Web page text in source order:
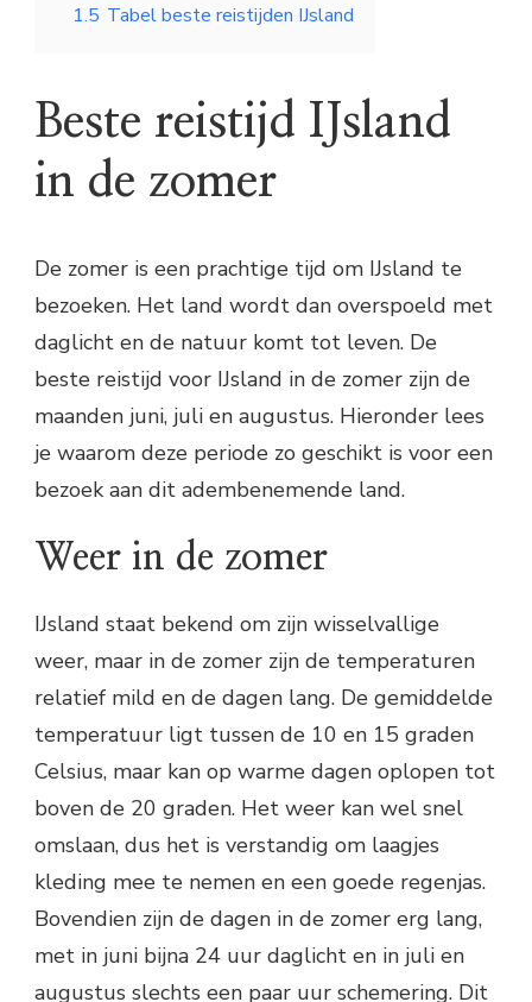
1.5 Tabel beste reistijden IJsland
Beste reistijd IJsland
in de zomer
De zomer is een prachtige tijd om IJsland te
bezoeken. Het land wordt dan overspoeld met
daglicht en de natuur komt tot leven. De
beste reistijd voor IJsland in de zomer zijn de
maanden juni, juli en augustus. Hieronder lees
je waarom deze periode zo geschikt is voor een
bezoek aan dit adembenemende land.
Weer in de zomer
IJsland staat bekend om zijn wisselvallige
weer, maar in de zomer zijn de temperaturen
relatief mild en de dagen lang. De gemiddelde
temperatuur ligt tussen de 10 en 15 graden
Celsius, maar kan op warme dagen oplopen tot
boven de 20 graden. Het weer kan wel snel
omslaan, dus het is verstandig om laagjes
kleding mee te nemen en een goede regenjas.
Bovendien zijn de dagen in de zomer erg lang,
met in juni bijna 24 uur daglicht en in juli en
augustus slechts een paar uur schemering. Dit